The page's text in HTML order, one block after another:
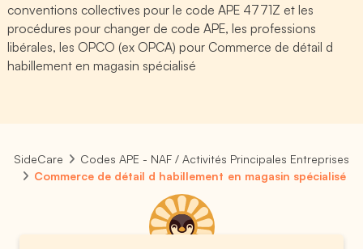
conventions collectives pour le code APE 4771Z et les
procédures pour changer de code APE, les professions
libérales, les OPCO (ex OPCA) pour Commerce de détail d
habillement en magasin spécialisé
SideCare
Codes APE - NAF / Activités Principales Entreprises
Commerce de détail d habillement en magasin spécialisé